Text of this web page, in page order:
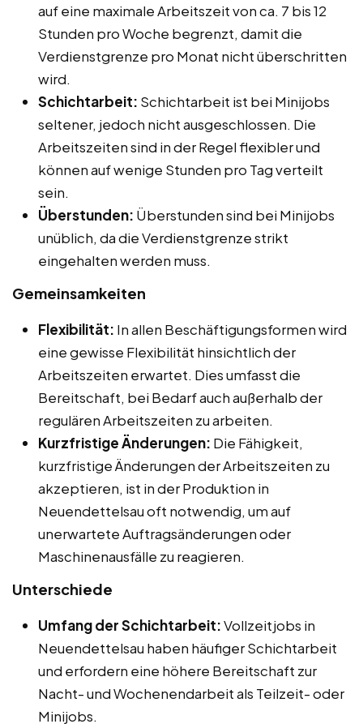
auf eine maximale Arbeitszeit von ca. 7 bis 12
Stunden pro Woche begrenzt, damit die
Verdienstgrenze pro Monat nicht überschritten
wird.
Schichtarbeit: Schichtarbeit ist bei Minijobs
seltener, jedoch nicht ausgeschlossen. Die
Arbeitszeiten sind in der Regel flexibler und
können auf wenige Stunden pro Tag verteilt
sein.
Überstunden: Überstunden sind bei Minijobs
unüblich, da die Verdienstgrenze strikt
eingehalten werden muss.
Gemeinsamkeiten
Flexibilität: In allen Beschäftigungsformen wird
eine gewisse Flexibilität hinsichtlich der
Arbeitszeiten erwartet. Dies umfasst die
Bereitschaft, bei Bedarf auch außerhalb der
regulären Arbeitszeiten zu arbeiten.
Kurzfristige Änderungen: Die Fähigkeit,
kurzfristige Änderungen der Arbeitszeiten zu
akzeptieren, ist in der Produktion in
Neuendettelsau oft notwendig, um auf
unerwartete Auftragsänderungen oder
Maschinenausfälle zu reagieren.
Unterschiede
Umfang der Schichtarbeit:Vollzeitjobs in
Neuendettelsau haben häufiger Schichtarbeit
und erfordern eine höhere Bereitschaft zur
Nacht- und Wochenendarbeit als Teilzeit- oder
Minijobs.